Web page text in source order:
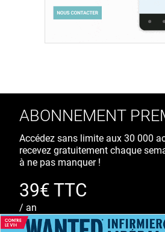
ABONNEMENT
Accédez sans limite aux 30 000
recevez gratuitement chaque
à ne pas manquer !
39€ TTC
/ an